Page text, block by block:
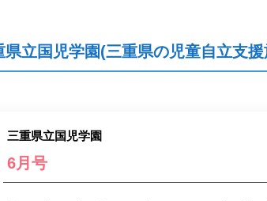
県立国児学園(三重県の児童自立支
三重県立国児学園
6月号